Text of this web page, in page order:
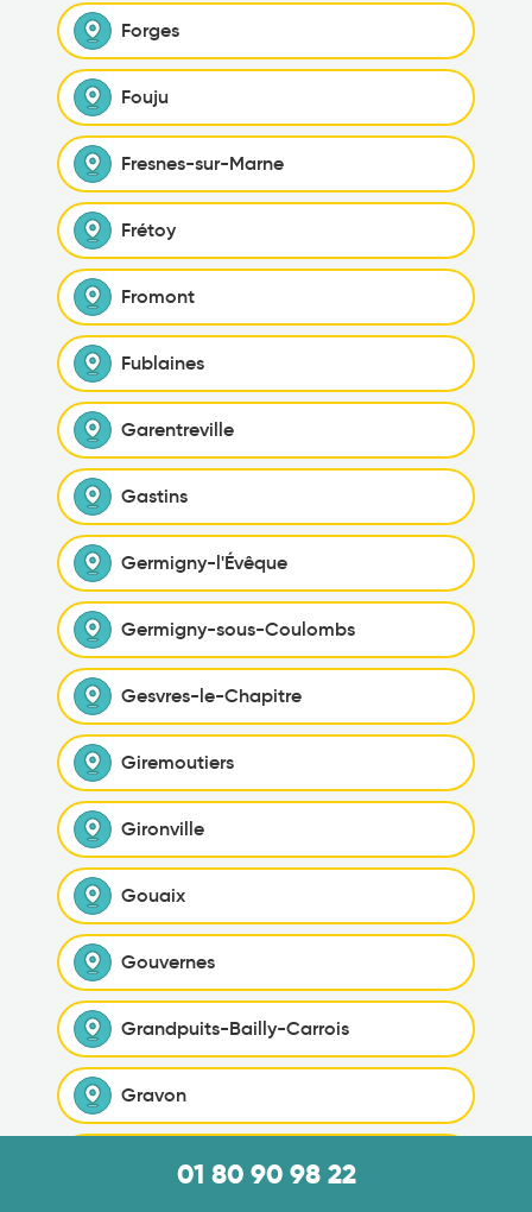
Forges
Fouju
Fresnes-sur-Marne
Frétoy
Fromont
Fublaines
Garentreville
Gastins
Germigny-l'Évêque
Germigny-sous-Coulombs
Gesvres-le-Chapitre
Giremoutiers
Gironville
Gouaix
Gouvernes
Grandpuits-Bailly-Carrois
Gravon
01 80 90 98 22